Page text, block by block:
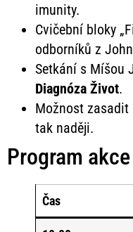
imunity.
Cvičební bloky
odborníků z
Setkání s Míšou
Diagnóza Život.
Možnost
tak naději.
Program akce
Čas